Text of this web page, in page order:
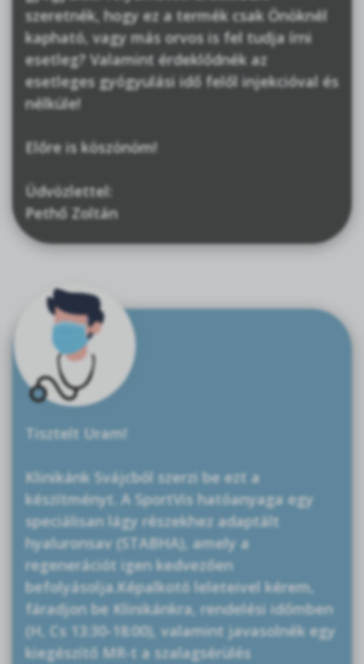
szeretnék, hogy ez a termék csak Önöknél
kapható, vagy más orvos is fel tudja írni
esetleg? Valamint érdeklődnék az
esetleges gyógyulási idő felől injekcióval és
nélküle!
Előre is köszönöm!
Üdvözlettel:
Pethő Zoltán
Tisztelt Uram!
Klinikánk Svájcból szerzi be ezt a
készítményt. A SportVis hatóanyaga egy
speciálisan lágy részekhez adaptált
hyaluronsav (STABHA), amely a
regenerációt igen kedvezően
befolyásolja.Képalkotó leleteivel kérem,
fáradjon be Klinikánkra, rendelési időmben
(H, Cs 13:30-18:00), valamint javasolnék egy
kiegészítő MR-t a szalagsérülés